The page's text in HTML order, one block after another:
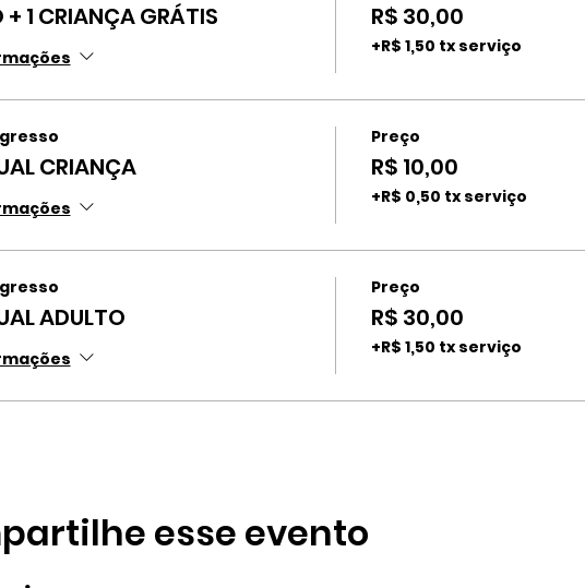
+ 1 CRIANÇA GRÁTIS R$ 30,00
+R$ 1,50 tx serviço
CRIANÇA
Preço
R$ 10,00
+R$ 0,50 tx serviço
ADULTO
Preço
R$ 30,00
+R$ 1,50 tx serviço
esse evento